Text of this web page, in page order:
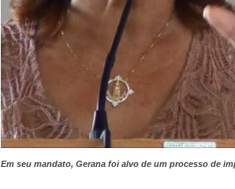
Em seu mandato, Gerana foi alvo de um processo de